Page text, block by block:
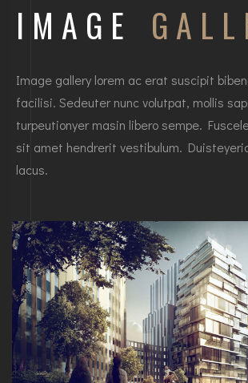
IMAGE
Image gallery lorem ac erat suscipit
facilisi. Sedeuter nunc volutpat, mollis
turpeutionyer masin libero sempe.
sit amet hendrerit vestibulum.
lacus.